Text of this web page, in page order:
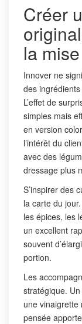
Créer
la
Innover ne
des
L’effet de
simples mais
en version
l’intérêt du
avec des
dressage plus
S’inspirer des
la carte du
les épices, les
un excellent
souvent
portion.
Les
stratégique.
une vinaigrette
pensée